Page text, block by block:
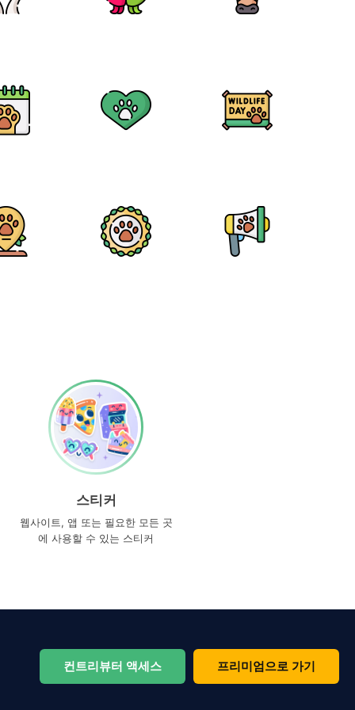
스티커
웹사이트, 앱 또는 필요한 모든 곳
에 사용할 수 있는 스티커
컨트리뷰터 액세스 프리미엄으로 가기